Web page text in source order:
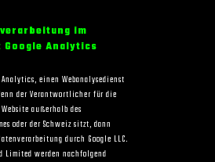
im
Google Analytics
einen Webanalysedienst
der Verantwortlicher für die
außerhalb des
oder der Schweiz sitzt, dann
durch Google LLC.
Limited werden nachfolgend